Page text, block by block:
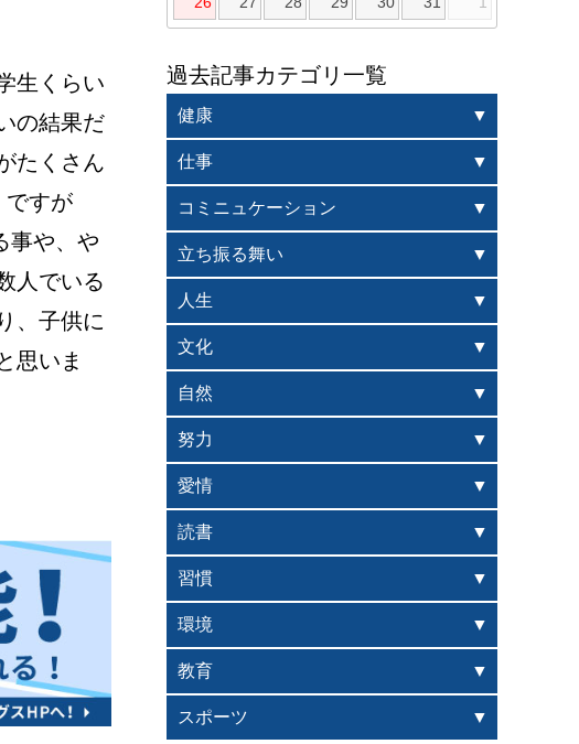
生くらい
の結果だ
たくさん
ですが
事や、や
人でいる
、子供に
思いま
過去記事カテゴリ一覧
健康
仕事
コミニュケーション
立ち振る舞い
人生
文化
自然
努力
愛情
読書
習慣
環境
教育
スポーツ